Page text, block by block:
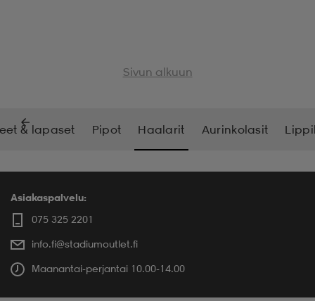
Sivun alkuun
& lapaset Pipot Haalarit Aurinkolasit
Asiakaspalvelu:
075 325 2201
info.fi@stadiumoutlet.fi
Maanantai-perjantai 10.00-14.00